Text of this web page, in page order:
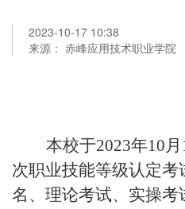
2023-10-17 10:38
来源： 赤峰应用技术职业学院
本校于2023年10月
次职业技能等级认定考
名、理论考试、实操考